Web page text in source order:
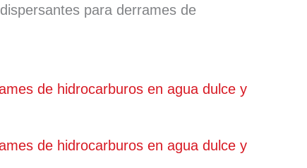
para derrames de
de hidrocarburos en agua dulce y
de hidrocarburos en agua dulce y